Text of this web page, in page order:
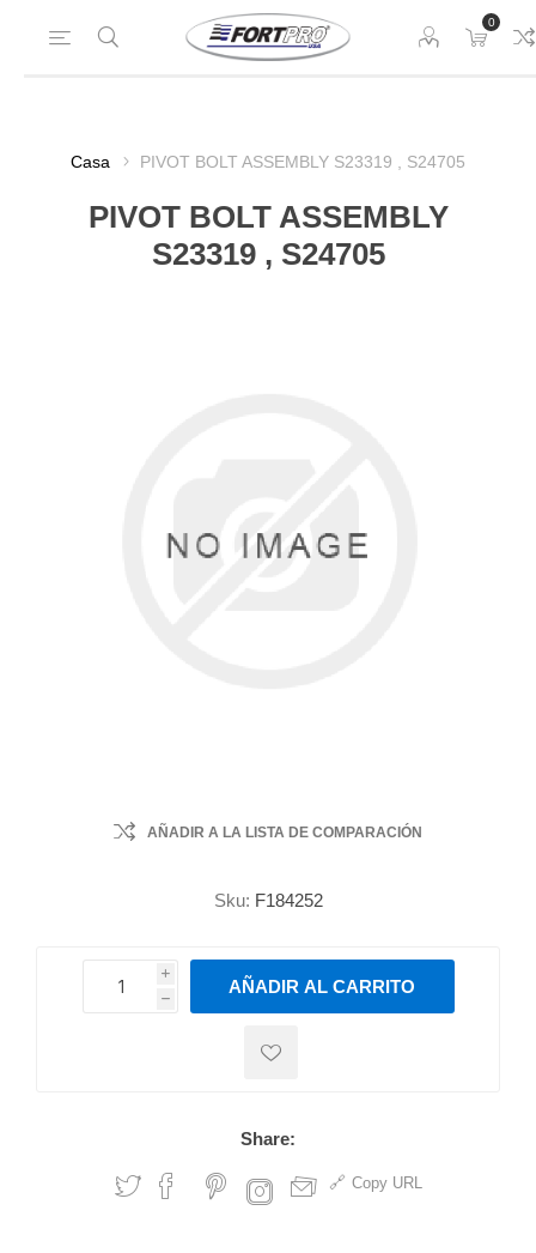
0
Casa PIVOT BOLT ASSEMBLY S23319 , S24705
PIVOT BOLT ASSEMBLY
S23319 , S24705
AÑADIR A LA LISTA DE COMPARACIÓN
Sku: F184252
i
h
h
AÑADIR AL CARRITO
Share:
Copy URL